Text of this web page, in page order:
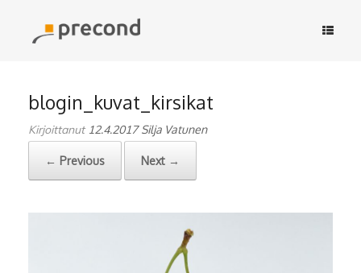
content
blogin_kuvat_kirsikat
Kirjoittanut 12.4.2017 Silja Vatunen
← Previous Next →